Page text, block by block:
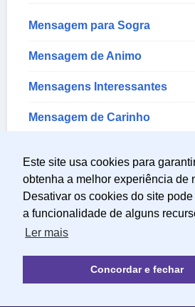
Este site usa cookies para
obtenha a melhor experiência de
Desativar os cookies do site
a funcionalidade de alguns
Ler mais
Concordar e fechar
Mensagem para Sogra
Mensagem de Animo
Mensagens Interessantes
Mensagem de Carinho
Mensagem de Incentivo
Mensagem de Otimismo
Política de Privacidade Sobre